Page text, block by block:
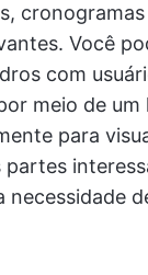
Você
com
meio de um
para
necessidade